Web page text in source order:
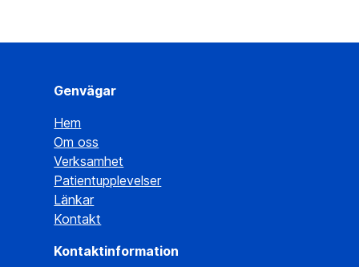
Genvägar
Hem
Om oss
Verksamhet
Patientupplevelser
Länkar
Kontakt
Kontaktinformation